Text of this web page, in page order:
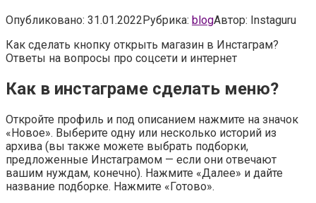
Опубликовано: 31.01.2022Рубрика: blogАвтор: Instaguru
Как сделать кнопку открыть магазин в Инстаграм?
Ответы на вопросы про соцсети и интернет
Как в инстаграме сделать меню?
Откройте профиль и под описанием нажмите на значок
«Новое». Выберите одну или несколько историй из
архива (вы также можете выбрать подборки,
предложенные Инстаграмом — если они отвечают
вашим нуждам, конечно). Нажмите «Далее» и дайте
название подборке. Нажмите «Готово».